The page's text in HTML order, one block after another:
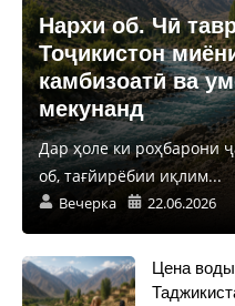
Нархи об. Чӣ
Тоҷикистон
камбизоатӣ ва
мекунанд
Дар ҳоле ки роҳбарони
об, тағйирёбии иқлим...
Вечерка 22.06.2026
Цена